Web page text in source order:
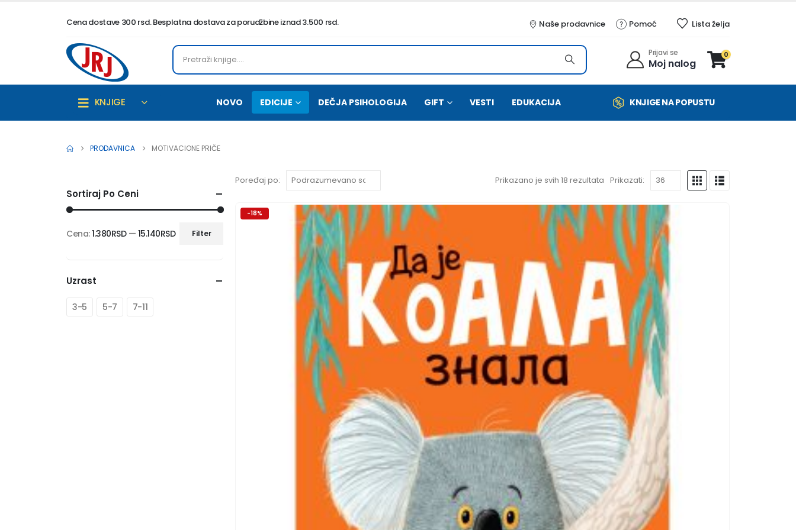
Cena dostave 300 rsd. Besplatna dostava za porudžbine iznad 3.500 rsd. Naše prodavnice Pomoć Lista želja
Prijavi se
Moj nalog
0
KNJIGE NOVO EDICIJE DEČJA PSIHOLOGIJA GIFT VESTI EDUKACIJA KNJIGE NA POPUSTU
PRODAVNICA MOTIVACIONE PRIČE
Poređaj po: Prikazano je svih 18 rezultata Prikazati:
-18%
Sortiraj Po Ceni
cena
cena
Filter
Cena:1.380RSD — 15.140RSD
Uzrast
3-5 5-7 7-11